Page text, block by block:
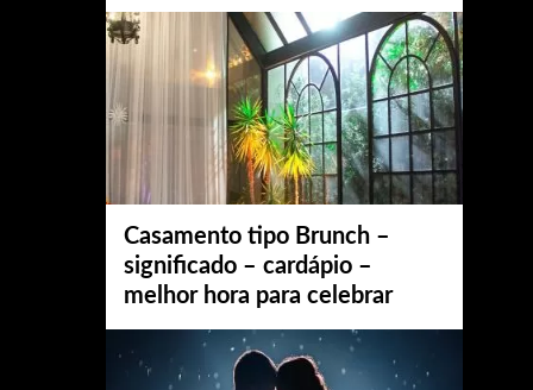
Casamento tipo Brunch –
significado – cardápio –
melhor hora para celebrar